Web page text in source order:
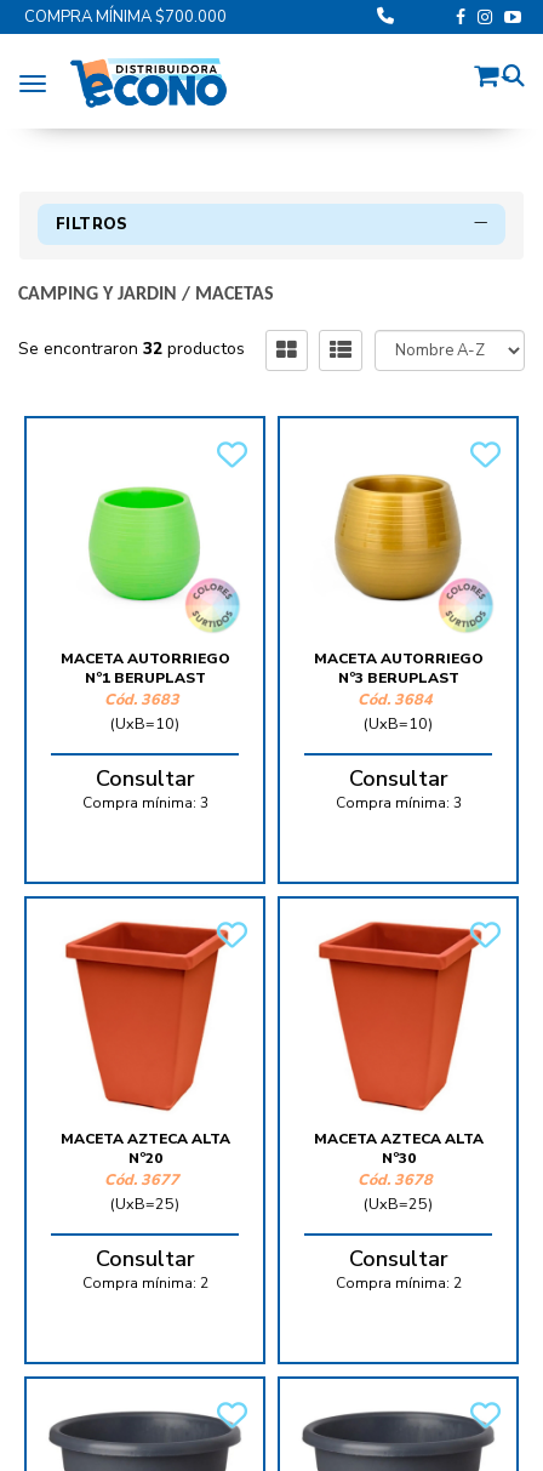
COMPRA MÍNIMA $700.000
Toggle navigation
FILTROS
CAMPING Y JARDIN / MACETAS
Se encontraron 32 productos
MACETA AUTORRIEGO
Nº1 BERUPLAST
Cód. 3683
(UxB=10)
Consultar
Compra mínima: 3
MACETA AUTORRIEGO
Nº3 BERUPLAST
Cód. 3684
(UxB=10)
Consultar
Compra mínima: 3
MACETA AZTECA ALTA
Nº20
Cód. 3677
(UxB=25)
Consultar
Compra mínima: 2
MACETA AZTECA ALTA
Nº30
Cód. 3678
(UxB=25)
Consultar
Compra mínima: 2